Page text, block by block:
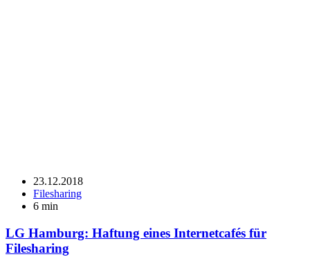
23.12.2018
Filesharing
6 min
LG Hamburg: Haftung eines Internetcafés für
Filesharing